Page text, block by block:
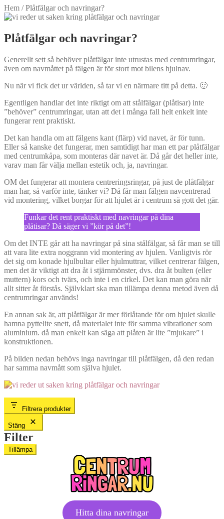
Hem /Plåtfälgar och navringar?
Plåtfälgar och navringar?
Generellt sett så behöver plåtfälgar inte utrustas med centrumringar,
även om navmåttet på fälgen är för stort mot bilens hjulnav.
Nu när vi fick det ur världen, så tar vi en närmare titt på detta. 🙂
Egentligen handlar det inte riktigt om att stålfälgar (plåtisar) inte
”behöver” centrumringar, utan att det i många fall helt enkelt inte
fungerar rent praktiskt.
Det kan handla om att fälgens kant (flärp) vid navet, är för tunn.
Eller så kanske det fungerar, men samtidigt har man ett par plåtfälgar
med centrumkåpa, som monteras där navet är. Då går det heller inte,
varav man får välja mellan estetik och, ja, navringar.
OM det fungerar att montera centreringsringar, på just de plåtfälgar
man har, så varför inte, tänker vi? Då får man fälgen navcentrerad
vid montering, vilket borgar för att hjulet är i centrum så gott det går.
Funkar det rent praktiskt med navringar på dina
plåtisar? Då säger vi ”kör på det”!
Om det INTE går att ha navringar på sina stålfälgar, så får man se till
att vara lite extra noggrann vid montering av hjulen. Vanligtvis rör
det sig om konade hjulbultar eller hjulmuttrar, vilket centrerar fälgen,
men det är viktigt att dra åt i stjärnmönster, dvs. dra åt bulten (eller
muttern) kors och tvärs, och inte i en cirkel. Det kan man göra när
allt sitter åt förstås. Självklart ska man tillämpa denna metod även då
centrumringar används!
En annan sak är, att plåtfälgar är mer förlåtande för om hjulet skulle
hamna pyttelite snett, då materialet inte för samma vibrationer som
aluminium. då man enkelt kan säga att plåten är lite ”mjukare” i
konstruktionen.
På bilden nedan behövs inga navringar till plåtfälgen, då den redan
har samma navmått som själva hjulet.
Filtrera produkter
Stäng
Filter
Tillämpa
Hitta dina navringar